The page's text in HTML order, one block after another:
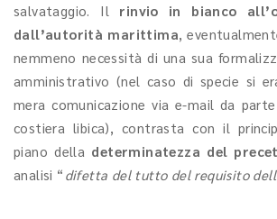
salvataggio. Il rinvio in bianco
dall’autorità marittima,
nemmeno necessità di una sua
amministrativo (nel caso di specie si
mera comunicazione via e-mail da
costiera libica), contrasta con il
piano della determinatezza del
analisi “ difetta del tutto del requisito